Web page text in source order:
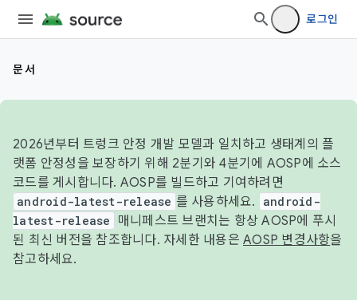
로그인
문서
2026년부터 트렁크 안정 개발 모델과 일치하고 생태계의 플
랫폼 안정성을 보장하기 위해 2분기와 4분기에 AOSP에 소스
코드를 게시합니다. AOSP를 빌드하고 기여하려면
android-latest-release 를 사용하세요.
android-
latest-release
매니페스트 브랜치는 항상 AOSP에 푸시
된 최신 버전을 참조합니다. 자세한 내용은 AOSP 변경사항을
참고하세요.